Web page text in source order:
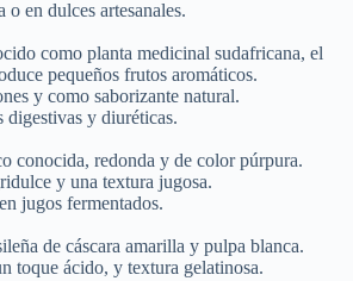
o en dulces artesanales.
como planta medicinal sudafricana, el
pequeños frutos aromáticos.
y como saborizante natural.
digestivas y diuréticas.
conocida, redonda y de color púrpura.
y una textura jugosa.
jugos fermentados.
de cáscara amarilla y pulpa blanca.
toque ácido, y textura gelatinosa.